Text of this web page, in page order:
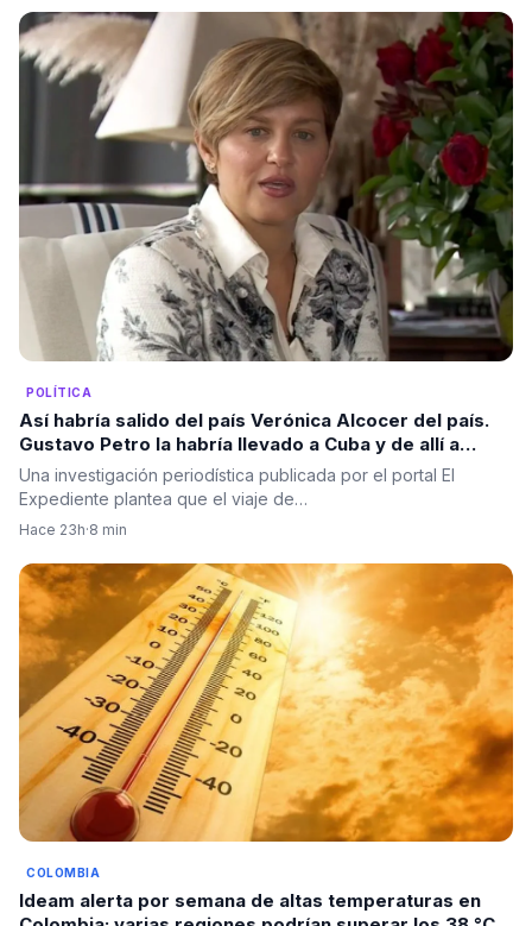
POLÍTICA
Así habría salido del país Verónica Alcocer del país.
Gustavo Petro la habría llevado a Cuba y de allí a
Suecia
Una investigación periodística publicada por el portal El
Expediente plantea que el viaje de…
Hace 23h·8 min
COLOMBIA
Ideam alerta por semana de altas temperaturas en